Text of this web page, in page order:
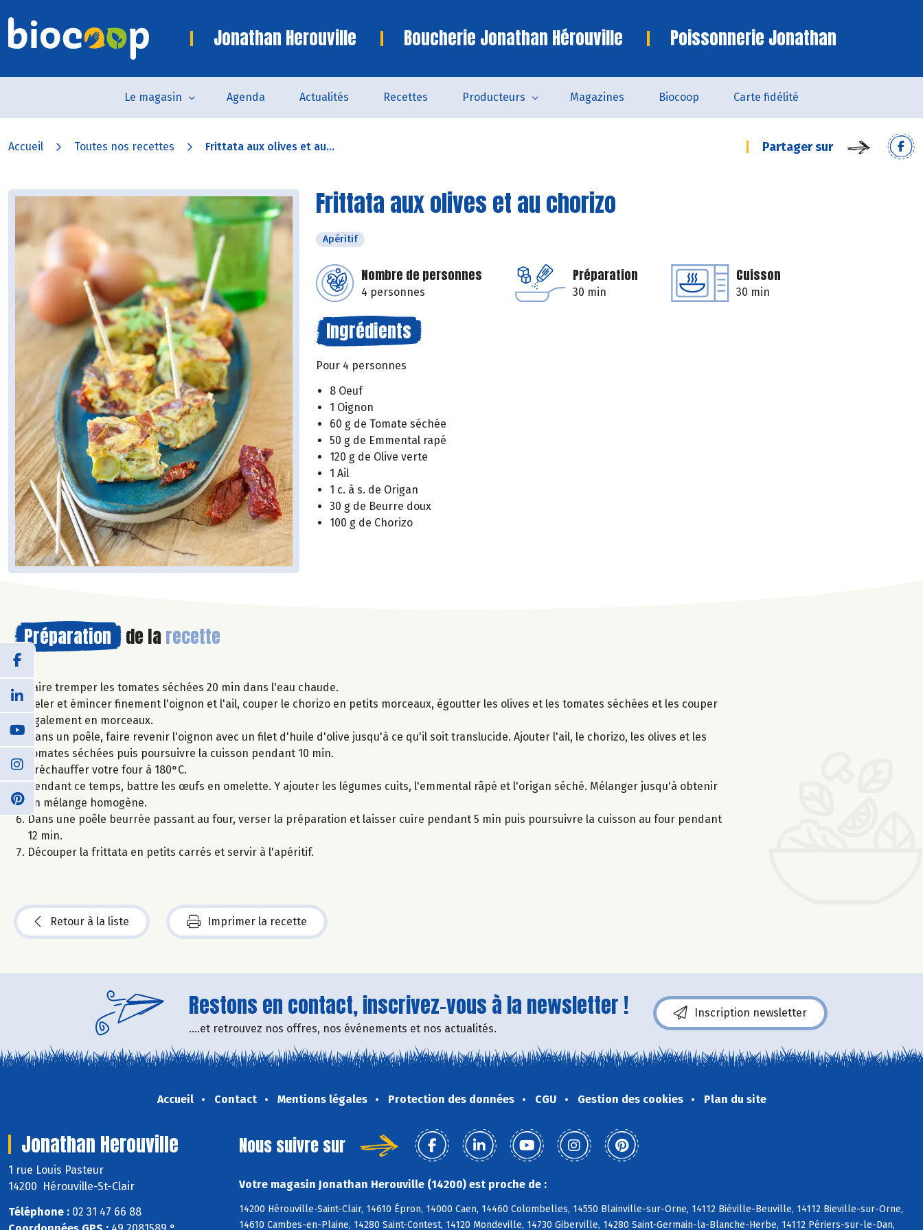
Jonathan Herouville Boucherie Jonathan Hérouville Poissonnerie Jonathan
Le magasin Agenda Actualités Recettes Producteurs Magazines Biocoop Carte fidélité
Accueil Toutes nos recettes Frittata aux olives et au... Partager sur
Frittata aux olives et au chorizo
Apéritif
Nombre de personnes
4 personnes
Préparation
30 min
Cuisson
30 min
Ingrédients
Pour 4 personnes
8 Oeuf
1 Oignon
60 g de Tomate séchée
50 g de Emmental rapé
120 g de Olive verte
1 Ail
1 c. à s. de Origan
30 g de Beurre doux
100 g de Chorizo
Préparation de la recette
Faire tremper les tomates séchées 20 min dans l'eau chaude.
Peler et émincer finement l'oignon et l'ail, couper le chorizo en petits morceaux, égoutter les olives et les tomates séchées et les couper
également en morceaux.
Dans un poêle, faire revenir l'oignon avec un filet d'huile d'olive jusqu'à ce qu'il soit translucide. Ajouter l'ail, le chorizo, les olives et les
tomates séchées puis poursuivre la cuisson pendant 10 min.
Préchauffer votre four à 180°C.
Pendant ce temps, battre les œufs en omelette. Y ajouter les légumes cuits, l'emmental râpé et l'origan séché. Mélanger jusqu'à obtenir
un mélange homogène.
Dans une poêle beurrée passant au four, verser la préparation et laisser cuire pendant 5 min puis poursuivre la cuisson au four pendant
12 min.
Découper la frittata en petits carrés et servir à l'apéritif.
Retour à la liste Imprimer la recette
Restons en contact, inscrivez-vous à la newsletter !
....et retrouvez nos offres, nos événements et nos actualités.
Inscription newsletter
Accueil Contact Mentions légales Protection des données CGU Gestion des cookies Plan du site
Jonathan Herouville
1 rue Louis Pasteur
14200 Hérouville-St-Clair
Téléphone : 02 31 47 66 88
Nous suivre sur
Votre magasin Jonathan Herouville (14200) est proche de :
14200 Hérouville-Saint-Clair, 14610 Épron, 14000 Caen, 14460 Colombelles, 14550 Blainville-sur-Orne, 14112 Biéville-Beuville, 14112 Bieville-sur-Orne,
14610 Cambes-en-Plaine, 14280 Saint-Contest, 14120 Mondeville, 14730 Giberville, 14280 Saint-Germain-la-Blanche-Herbe, 14112 Périers-sur-le-Dan,